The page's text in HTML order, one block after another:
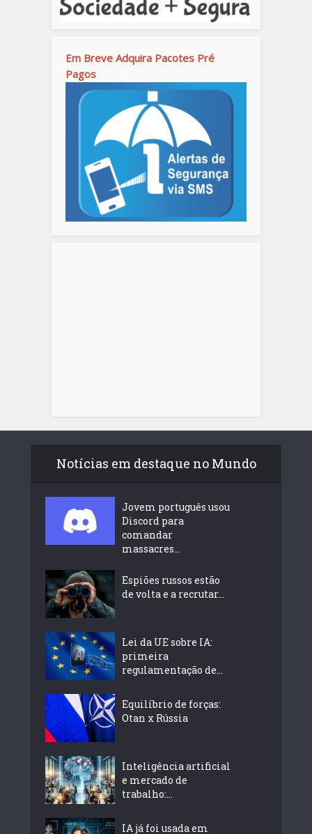
Em Breve Adquira Pacotes Pré
Pagos
Notícias em destaque no Mundo
Jovem português usou
Discord para
comandar
massacres...
Espiões russos estão
de volta e a recrutar...
Lei da UE sobre IA:
primeira
regulamentação de...
Equilíbrio de forças:
Otan x Rússia
Inteligência artificial
e mercado de
trabalho:...
IA já foi usada em